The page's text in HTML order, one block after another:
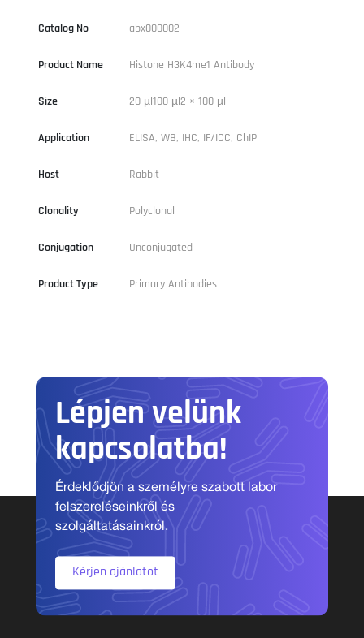
Catalog No abx000002
Product Name Histone H3K4me1 Antibody
Size 20 µl100 µl2 × 100 µl
Application ELISA, WB, IHC, IF/ICC, ChIP
Host Rabbit
Clonality Polyclonal
Conjugation Unconjugated
Product Type Primary Antibodies
Lépjen velünk
kapcsolatba!
Érdeklődjön a személyre szabott labor
felszereléseinkről és
szolgáltatásainkról.
Kérjen ajánlatot